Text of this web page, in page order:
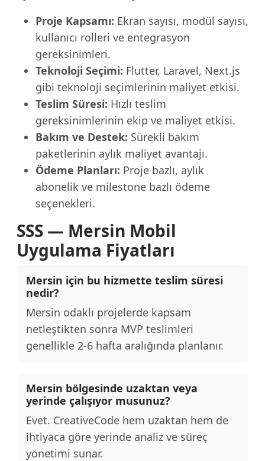
Proje Kapsamı: Ekran sayısı, modül sayısı,
kullanıcı rolleri ve entegrasyon
gereksinimleri.
Teknoloji Seçimi: Flutter, Laravel, Next.js
gibi teknoloji seçimlerinin maliyet etkisi.
Teslim Süresi: Hızlı teslim
gereksinimlerinin ekip ve maliyet etkisi.
Bakım ve Destek: Sürekli bakım
paketlerinin aylık maliyet avantajı.
Ödeme Planları: Proje bazlı, aylık
abonelik ve milestone bazlı ödeme
seçenekleri.
SSS — Mersin Mobil
Uygulama Fiyatları
Mersin için bu hizmette teslim süresi
nedir?
Mersin odaklı projelerde kapsam
netleştikten sonra MVP teslimleri
genellikle 2-6 hafta aralığında planlanır.
Mersin bölgesinde uzaktan veya
yerinde çalışıyor musunuz?
Evet. CreativeCode hem uzaktan hem de
ihtiyaca göre yerinde analiz ve süreç
yönetimi sunar.